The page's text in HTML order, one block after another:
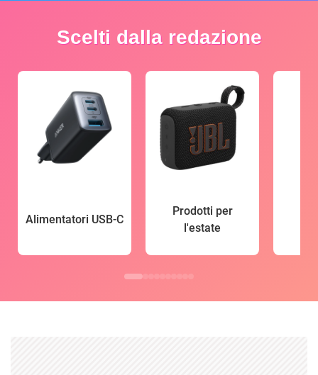
Scelti dalla redazione
Alimentatori USB-C
Prodotti per
l'estate